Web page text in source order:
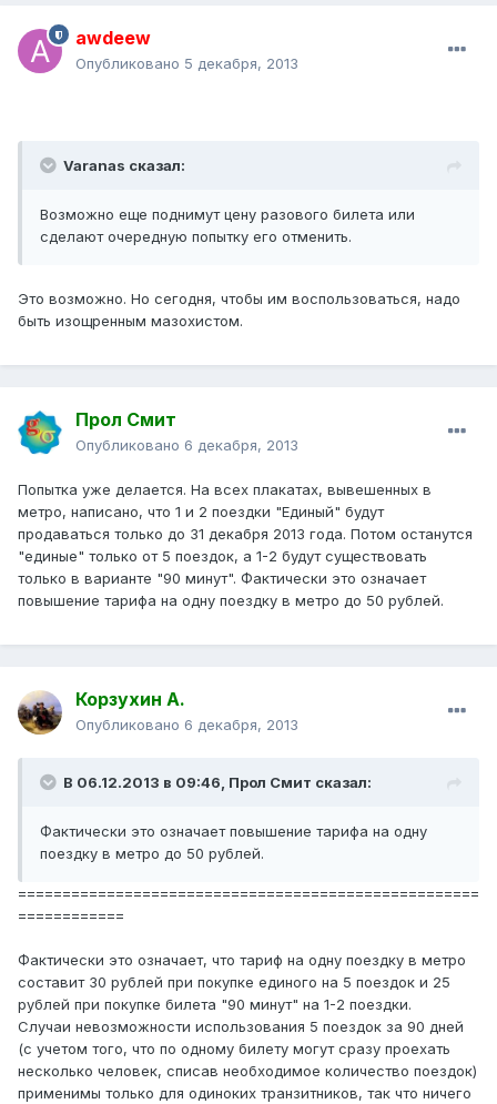
awdeew
Опубликовано 5 декабря, 2013
Varanas сказал:
Возможно еще поднимут цену разового билета или
сделают очередную попытку его отменить.
Это возможно. Но сегодня, чтобы им воспользоваться, надо
быть изощренным мазохистом.
Прол Смит
Опубликовано 6 декабря, 2013
Попытка уже делается. На всех плакатах, вывешенных в
метро, написано, что 1 и 2 поездки "Единый" будут
продаваться только до 31 декабря 2013 года. Потом останутся
"единые" только от 5 поездок, а 1-2 будут существовать
только в варианте "90 минут". Фактически это означает
повышение тарифа на одну поездку в метро до 50 рублей.
Корзухин А.
Опубликовано 6 декабря, 2013
В 06.12.2013 в 09:46, Прол Смит сказал:
Фактически это означает повышение тарифа на одну
поездку в метро до 50 рублей.
====================================================
============
Фактически это означает, что тариф на одну поездку в метро
составит 30 рублей при покупке единого на 5 поездок и 25
рублей при покупке билета "90 минут" на 1-2 поездки.
Случаи невозможности использования 5 поездок за 90 дней
(с учетом того, что по одному билету могут сразу проехать
несколько человек, списав необходимое количество поездок)
применимы только для одиноких транзитников, так что ничего